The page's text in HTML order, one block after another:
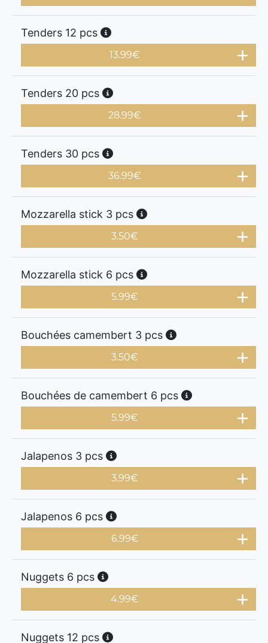
Tenders 12 pcs
13.99€
Tenders 20 pcs
28.99€
Tenders 30 pcs
36.99€
Mozzarella stick 3 pcs
3.50€
Mozzarella stick 6 pcs
5.99€
Bouchées camembert 3 pcs
3.50€
Bouchées de camembert 6 pcs
5.99€
Jalapenos 3 pcs
3.99€
Jalapenos 6 pcs
6.99€
Nuggets 6 pcs
4.99€
Nuggets 12 pcs